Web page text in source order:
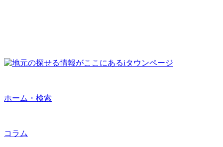
ホーム・検索
コラム